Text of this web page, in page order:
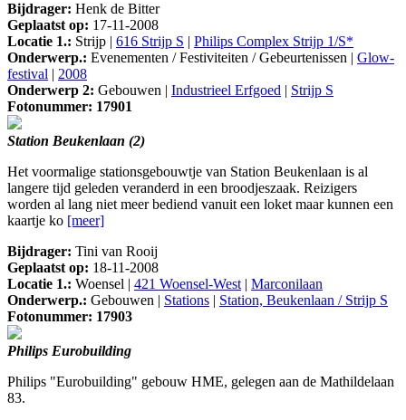
Bijdrager: Henk de Bitter
Geplaatst op: 17-11-2008
Locatie 1.: Strijp | 616 Strijp S | Philips Complex Strijp 1/S*
Onderwerp.: Evenementen / Festiviteiten / Gebeurtenissen | Glow-
festival | 2008
Onderwerp 2: Gebouwen | Industrieel Erfgoed | Strijp S
Fotonummer: 17901
Station Beukenlaan (2)
Het voormalige stationsgebouwtje van Station Beukenlaan is al
langere tijd geleden veranderd in een broodjeszaak. Reizigers
worden al lang niet meer bediend vanuit een loket maar kunnen een
kaartje ko [meer]
Bijdrager: Tini van Rooij
Geplaatst op: 18-11-2008
Locatie 1.: Woensel | 421 Woensel-West| Marconilaan
Onderwerp.: Gebouwen | Stations | Station, Beukenlaan / Strijp S
Fotonummer: 17903
Philips Eurobuilding
Philips "Eurobuilding" gebouw HME, gelegen aan de Mathildelaan
83.